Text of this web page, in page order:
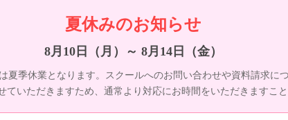
夏休みのお知らせ
8月10日（月）～ 8月14日（金）
夏季休業となります。スクールへのお問い合わせや資料請求に
ていただきますため、通常より対応にお時間をいただきますこ